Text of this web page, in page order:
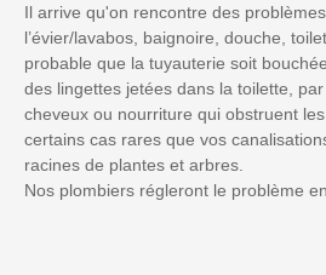
Il arrive qu'on rencontre des
l’évier/lavabos, baignoire, douche,
probable que la tuyauterie soit
des lingettes jetées dans la toilette,
cheveux ou nourriture qui obstruent
certains cas rares que vos
racines de plantes et arbres.
Nos plombiers régleront le problème